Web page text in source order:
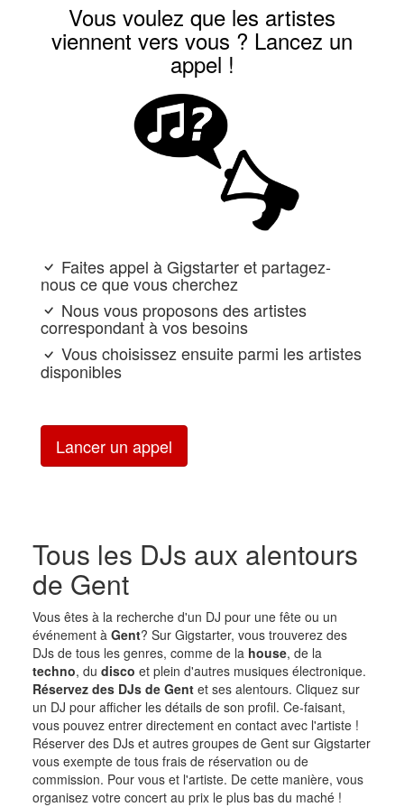
Vous voulez que les artistes
viennent vers vous ? Lancez un
appel !
Faites appel à Gigstarter et partagez-
nous ce que vous cherchez
Nous vous proposons des artistes
correspondant à vos besoins
Vous choisissez ensuite parmi les artistes
disponibles
Lancer un appel
Tous les DJs aux alentours
de Gent
Vous êtes à la recherche d'un DJ pour une fête ou un
événement à Gent? Sur Gigstarter, vous trouverez des
DJs de tous les genres, comme de la house, de la
techno, du disco et plein d'autres musiques électronique.
Réservez des DJs de Gentet ses alentours. Cliquez sur
un DJ pour afficher les détails de son profil. Ce-faisant,
vous pouvez entrer directement en contact avec l'artiste !
Réserver des DJs et autres groupes de Gent sur Gigstarter
vous exempte de tous frais de réservation ou de
commission. Pour vous et l'artiste. De cette manière, vous
organisez votre concert au prix le plus bas du maché !